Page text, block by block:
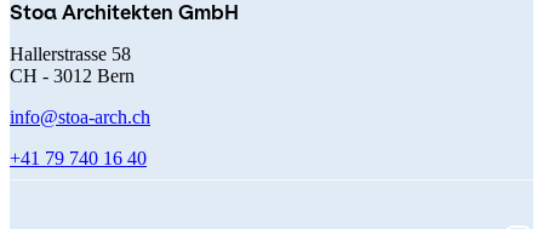
Stoa Architekten GmbH
Hallerstrasse 58
CH - 3012 Bern
info@stoa-arch.ch
+41 79 740 16 40